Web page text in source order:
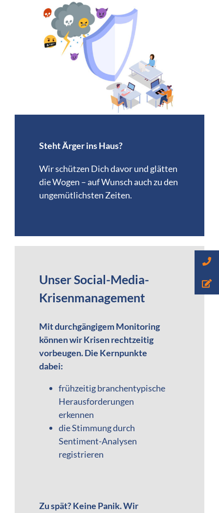
Steht Ärger ins Haus?
Wir schützen Dich davor und glätten
die Wogen – auf Wunsch auch zu den
ungemütlichsten Zeiten.
Unser Social-Media-
Krisenmanagement
Mit durchgängigem Monitoring
können wir Krisen rechtzeitig
vorbeugen. Die Kernpunkte
dabei:
frühzeitig branchentypische
Herausforderungen
erkennen
die Stimmung durch
Sentiment-Analysen
registrieren
Zu spät? Keine Panik. Wir